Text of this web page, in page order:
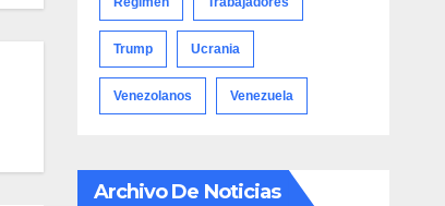
Trump Ucrania
Venezolanos Venezuela
Archivo De Noticias